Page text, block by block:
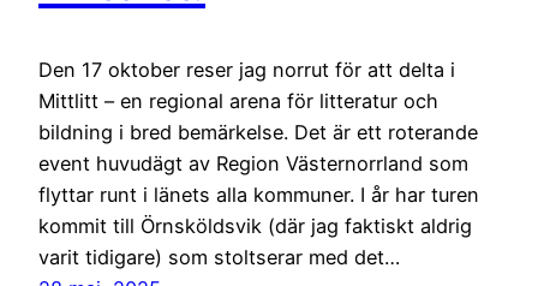
Den 17 oktober reser jag norrut för att delta i
Mittlitt – en regional arena för litteratur och
bildning i bred bemärkelse. Det är ett roterande
event huvudägt av Region Västernorrland som
flyttar runt i länets alla kommuner. I år har turen
kommit till Örnsköldsvik (där jag faktiskt aldrig
varit tidigare) som stoltserar med det…